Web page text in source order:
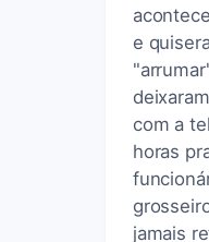
e
com a
horas
jamais